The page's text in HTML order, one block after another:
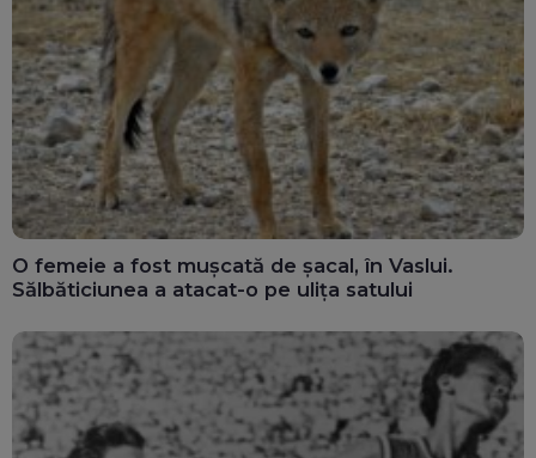
O femeie a fost mușcată de șacal, în Vaslui.
Sălbăticiunea a atacat-o pe ulița satului